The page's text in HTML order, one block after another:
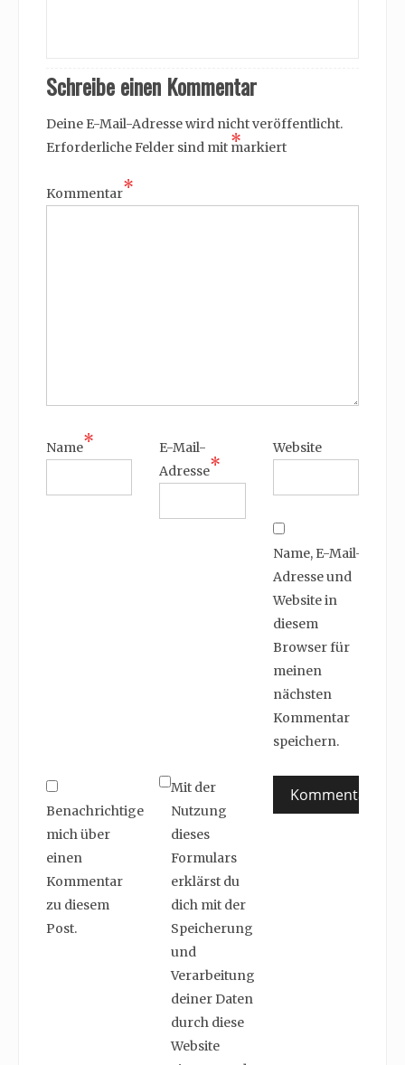
Schreibe einen Kommentar
Deine E-Mail-Adresse wird nicht veröffentlicht.
Erforderliche Felder sind mit *
markiert
Kommentar*
Name*
E-Mail-
Adresse*
Website
Name, E-Mail-
Adresse und
Website in
diesem
Browser für
meinen
nächsten
Kommentar
speichern.
Benachrichtige
mich über
einen
Kommentar
zu diesem
Post.
Mit der
Nutzung
dieses
Formulars
erklärst du
dich mit der
Speicherung
und
Verarbeitung
deiner Daten
durch diese
Website